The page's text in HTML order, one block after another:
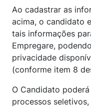
Ao cadastrar as
acima, o candidato
tais informações
Empregare,
privacidade
(conforme item 8
O Candidato
processos